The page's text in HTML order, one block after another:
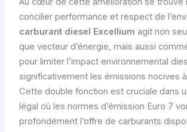
concilier performance et respect de
carburant diesel Excellium agit non
que vecteur d’énergie, mais aussi
pour limiter l’impact environnemental
significativement les émissions nocives
Cette double fonction est cruciale dans
légal où les normes d’émission Euro 7
profondément l’offre de carburants